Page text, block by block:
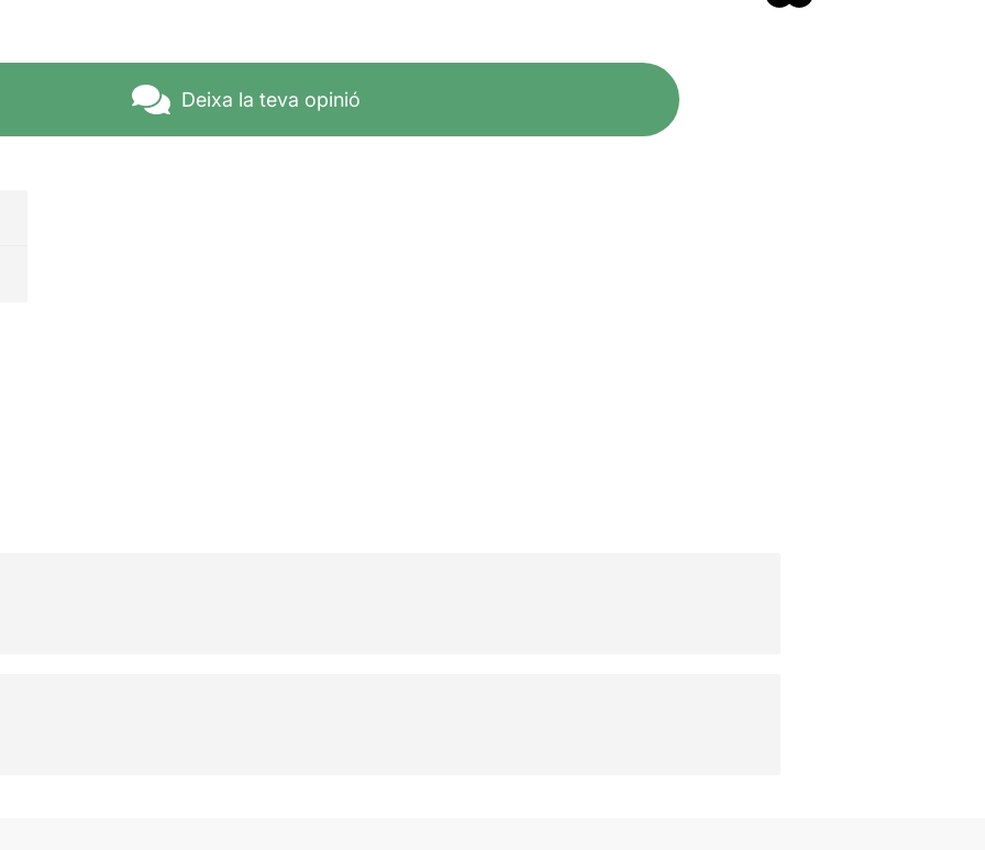
Deixa la teva opinió